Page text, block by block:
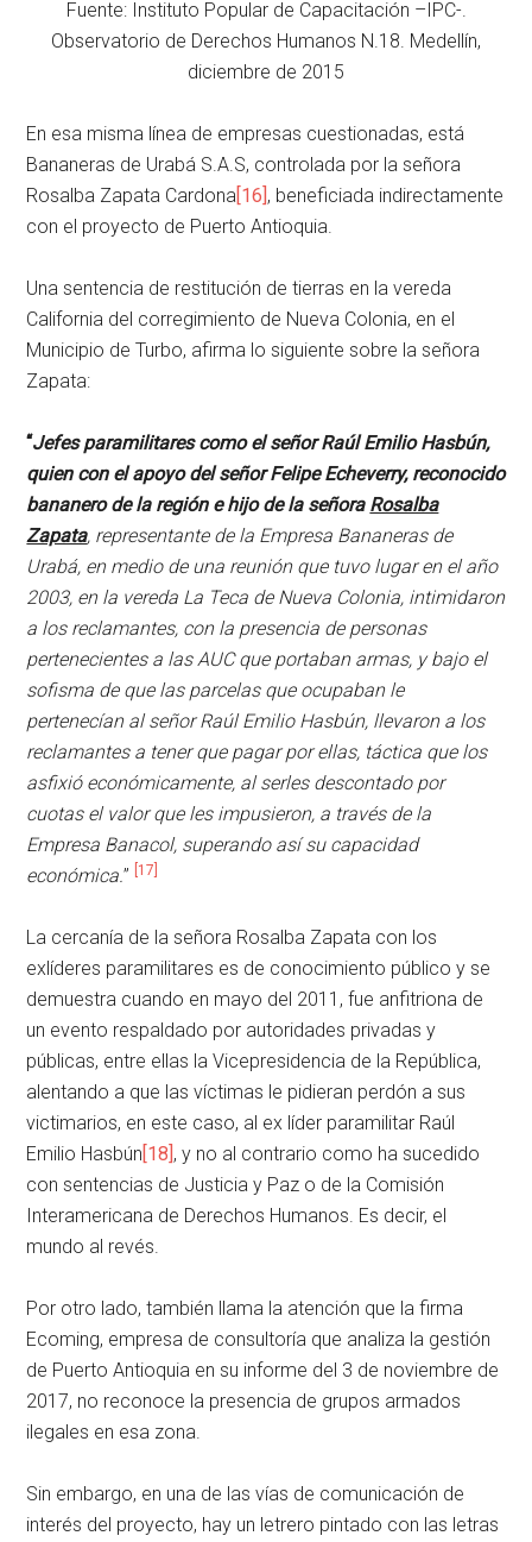
Fuente: Instituto Popular de Capacitación –IPC-.
Observatorio de Derechos Humanos N.18. Medellín,
diciembre de 2015
En esa misma línea de empresas cuestionadas, está
Bananeras de Urabá S.A.S, controlada por la señora
Rosalba Zapata Cardona[16], beneficiada indirectamente
con el proyecto de Puerto Antioquia.
Una sentencia de restitución de tierras en la vereda
California del corregimiento de Nueva Colonia, en el
Municipio de Turbo, afirma lo siguiente sobre la señora
Zapata:
“Jefes paramilitares como el señor Raúl Emilio Hasbún,
quien con el apoyo del señor Felipe Echeverry, reconocido
bananero de la región e hijo de la señora Rosalba
Zapata, representante de la Empresa Bananeras de
Urabá, en medio de una reunión que tuvo lugar en el año
2003, en la vereda La Teca de Nueva Colonia, intimidaron
a los reclamantes, con la presencia de personas
pertenecientes a las AUC que portaban armas, y bajo el
sofisma de que las parcelas que ocupaban le
pertenecían al señor Raúl Emilio Hasbún, llevaron a los
reclamantes a tener que pagar por ellas, táctica que los
asfixió económicamente, al serles descontado por
cuotas el valor que les impusieron, a través de la
Empresa Banacol, superando así su capacidad
económica.” [17]
La cercanía de la señora Rosalba Zapata con los
exlíderes paramilitares es de conocimiento público y se
demuestra cuando en mayo del 2011, fue anfitriona de
un evento respaldado por autoridades privadas y
públicas, entre ellas la Vicepresidencia de la República,
alentando a que las víctimas le pidieran perdón a sus
victimarios, en este caso, al ex líder paramilitar Raúl
Emilio Hasbún[18], y no al contrario como ha sucedido
con sentencias de Justicia y Paz o de la Comisión
Interamericana de Derechos Humanos. Es decir, el
mundo al revés.
Por otro lado, también llama la atención que la firma
Ecoming, empresa de consultoría que analiza la gestión
de Puerto Antioquia en su informe del 3 de noviembre de
2017, no reconoce la presencia de grupos armados
ilegales en esa zona.
Sin embargo, en una de las vías de comunicación de
interés del proyecto, hay un letrero pintado con las letras